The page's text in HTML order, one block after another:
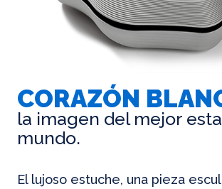
CORAZÓN
la imagen del mejor
mundo.
El lujoso estuche, una pieza